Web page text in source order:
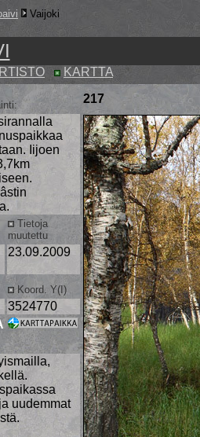
Vaijoki
KARTTA
217
Iijoen
Tietoja
muutettu
23.09.2009
Koord. Y(I)
3524770
uudemmat